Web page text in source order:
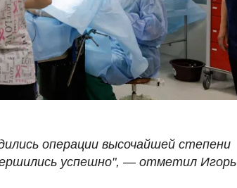
операции высочайшей степени
успешно", — отметил Игорь